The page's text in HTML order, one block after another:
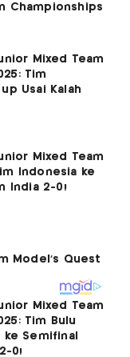
Championships
Mixed Team
Tim
Usai Kalah
Mixed Team
Indonesia ke
India 2-0!
Mixed Team
Tim Bulu
ke Semifinal
0!